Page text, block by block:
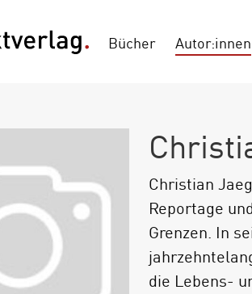
Bücher Autor:innen
Christian
Reportage
Grenzen. In
die Lebens-